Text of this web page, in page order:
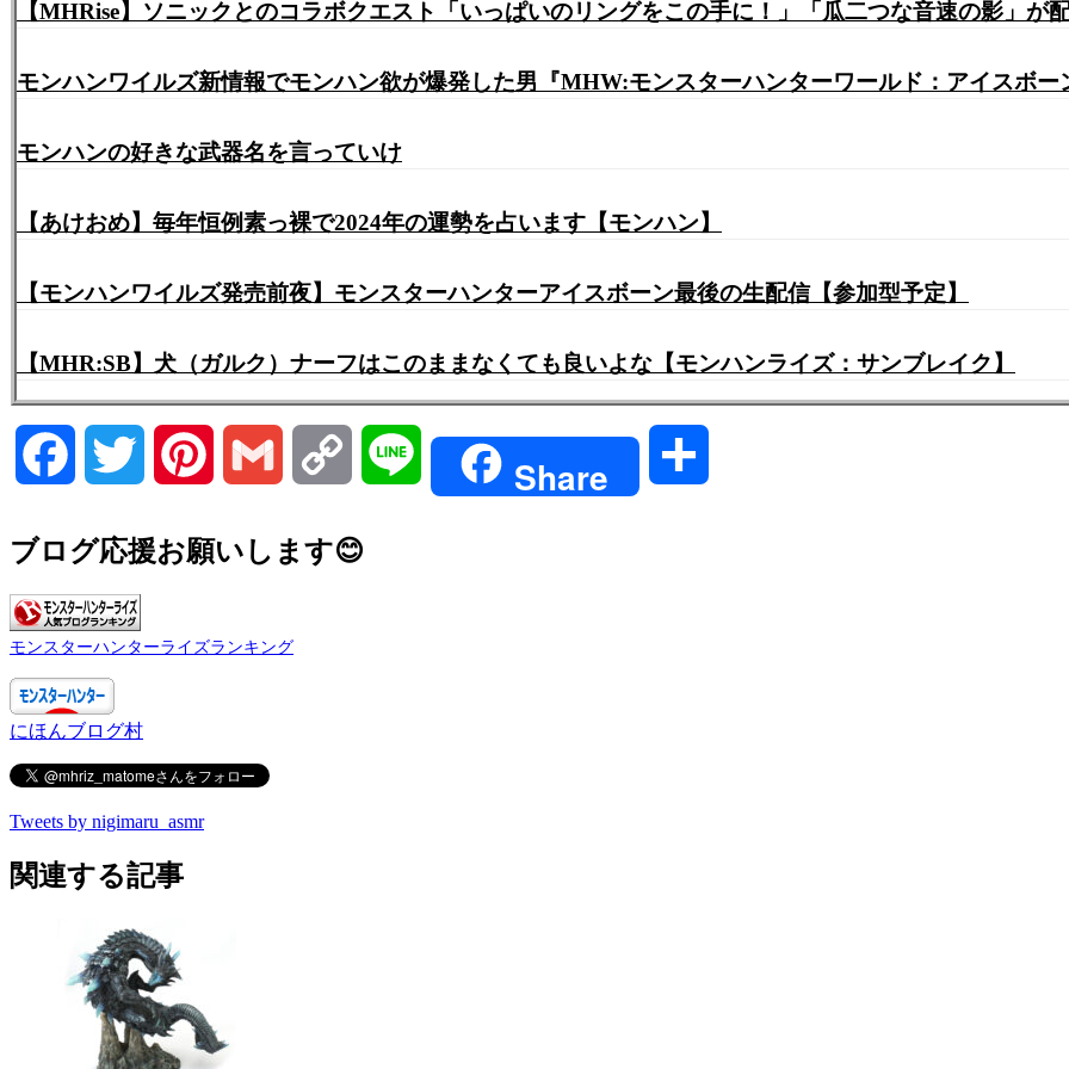
【MHRise】ソニックとのコラボクエスト「いっぱいのリングをこの手に！」「瓜二つな音速の影」が
モンハンワイルズ新情報でモンハン欲が爆発した男『MHW:モンスターハンターワールド：アイスボー
モンハンの好きな武器名を言っていけ
【あけおめ】毎年恒例素っ裸で2024年の運勢を占います【モンハン】
【モンハンワイルズ発売前夜】モンスターハンターアイスボーン最後の生配信【参加型予定】
【MHR:SB】犬（ガルク）ナーフはこのままなくても良いよな【モンハンライズ：サンブレイク】
Facebook Twitter Pinterest Gmail Copy Share
ブログ応援お願いします😊
モンスターハンターライズランキング
にほんブログ村
Tweets by nigimaru_asmr
関連する記事